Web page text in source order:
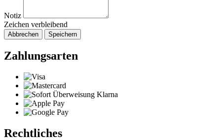
Notiz
Zeichen verbleibend
Abbrechen Speichern
Zahlungsarten
Rechtliches